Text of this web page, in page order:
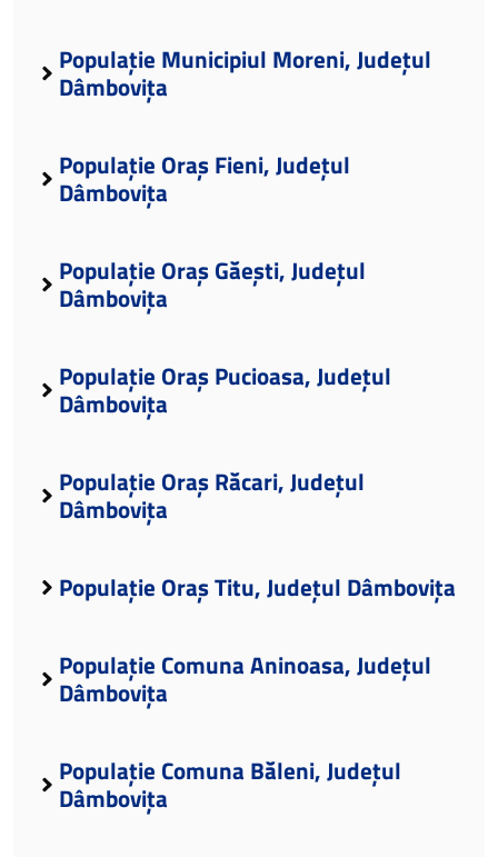
Populație Municipiul Moreni, Județul
Dâmbovița
Populație Oraș Fieni, Județul
Dâmbovița
Populație Oraș Găești, Județul
Dâmbovița
Populație Oraș Pucioasa, Județul
Dâmbovița
Populație Oraș Răcari, Județul
Dâmbovița
Populație Oraș Titu, Județul Dâmbovița
Populație Comuna Aninoasa, Județul
Dâmbovița
Populație Comuna Băleni, Județul
Dâmbovița